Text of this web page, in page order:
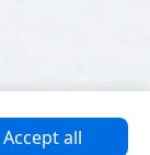
Accept all